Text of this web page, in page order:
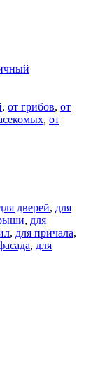
, от грибов, от
, от
дверей, для
, для
, для причала,
, для